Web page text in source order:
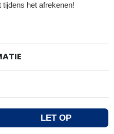
tijdens het afrekenen!
LET OP